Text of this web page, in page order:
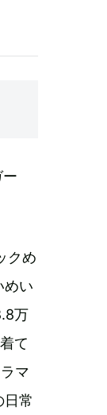
クめ
めい
万
て
マ
日常